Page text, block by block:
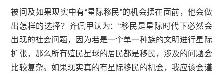
被问及如果现实中有“星际移民”的机会摆在面前，他会做
出怎样的选择？齐佩甲认为：“移民是星际时代下必然会
出现的社会问题，因为若是一个单一种族的文明进行星际
扩张，那么所有殖民星球的居民都是移民，涉及的问题会
比较复杂。如果现实真的有星际移民的机会，我应该会谨